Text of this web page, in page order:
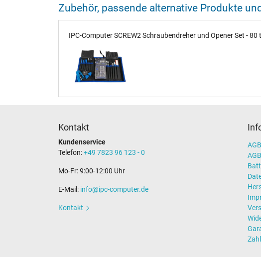
Zubehör, passende alternative Produkte
IPC-Computer SCREW2 Schraubendreher und Opener Set - 80
Kontakt
Kundenservice
Telefon:+49 7823 96 123 - 0
Mo-Fr: 9:00-12:00 Uhr
E-Mail: info@ipc-computer.de
Kontakt